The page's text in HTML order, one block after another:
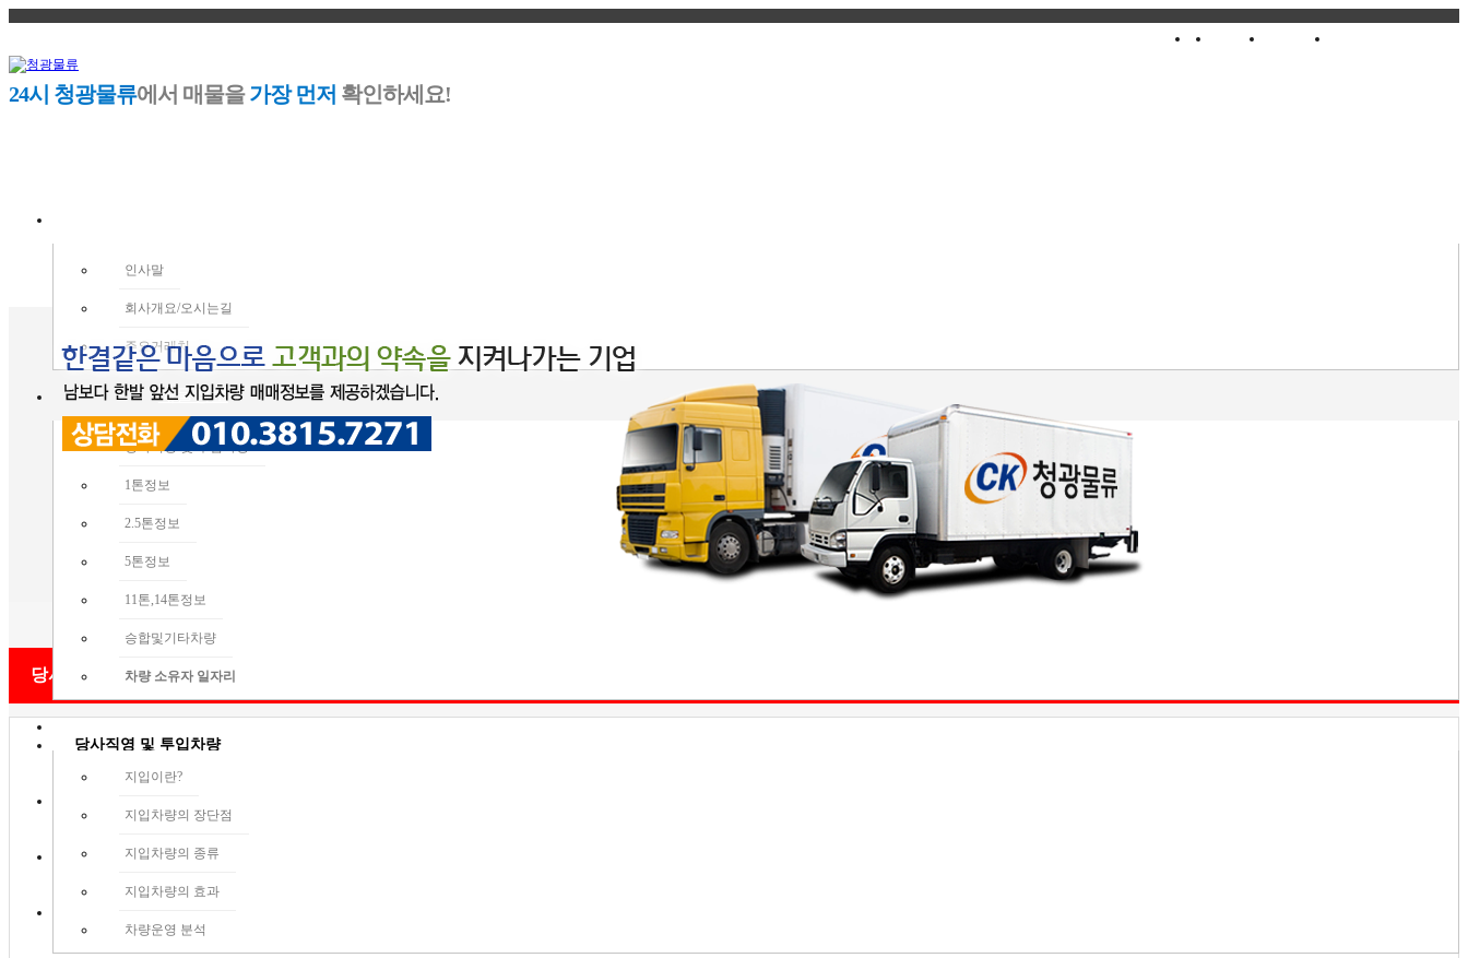
홈 로그인 회원가입
24시 청광물류에서 매물을가장 먼저 확인하세요!
인사말
회사개요/오시는길
주요거래처
매물정보
당사직영 및 투입차량
1톤정보
2.5톤정보
5톤정보
11톤,14톤정보
승합및기타차량
차량 소유자 일자리
지입이란?
지입차량의 장단점
지입차량의 종류
지입차량의 효과
차량운영 분석
당사 톤수별 매물정보
당사직영 및 투입차량
2.5톤정보